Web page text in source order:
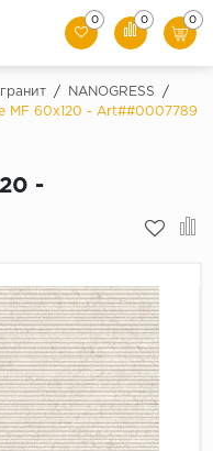
0 0 0
/ NANOGRESS
/
MF 60x120 - Art##0007789
-